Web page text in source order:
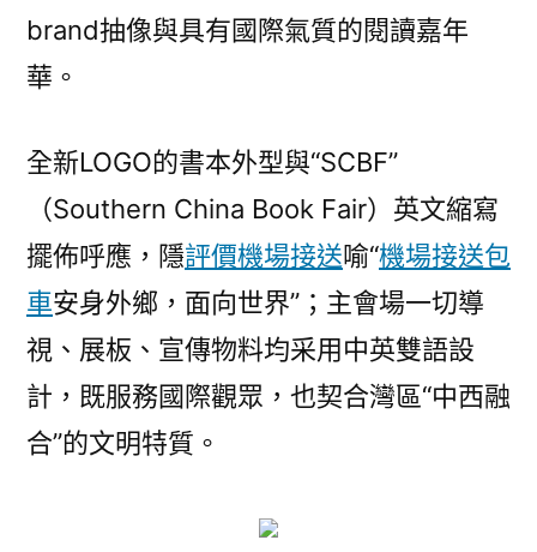
brand抽像與具有國際氣質的閱讀嘉年
華。
全新LOGO的書本外型與“SCBF”
（Southern China Book Fair）英文縮寫
擺佈呼應，隱評價機場接送喻“機場接送包
車安身外鄉，面向世界”；主會場一切導
視、展板、宣傳物料均采用中英雙語設
計，既服務國際觀眾，也契合灣區“中西融
合”的文明特質。